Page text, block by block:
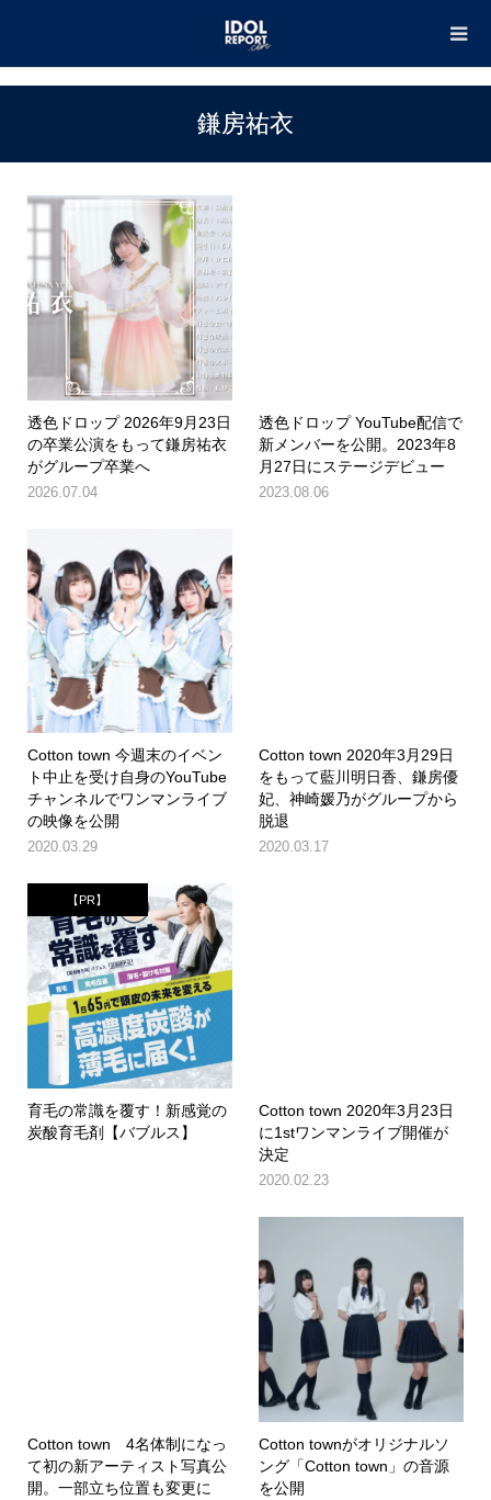
鎌房祐衣
透色ドロップ 2026年9月23日
の卒業公演をもって鎌房祐衣
がグループ卒業へ
2026.07.04
透色ドロップ YouTube配信で
新メンバーを公開。2023年8
月27日にステージデビュー
2023.08.06
Cotton town 今週末のイベン
ト中止を受け自身のYouTube
チャンネルでワンマンライブ
の映像を公開
2020.03.29
Cotton town 2020年3月29日
をもって藍川明日香、鎌房優
妃、神崎媛乃がグループから
脱退
2020.03.17
【PR】
育毛の常識を覆す！新感覚の
炭酸育毛剤【バブルス】
Cotton town 2020年3月23日
に1stワンマンライブ開催が
決定
2020.02.23
Cotton town 4名体制になっ
て初の新アーティスト写真公
開。一部立ち位置も変更に
Cotton townがオリジナルソ
ング「Cotton town」の音源
を公開